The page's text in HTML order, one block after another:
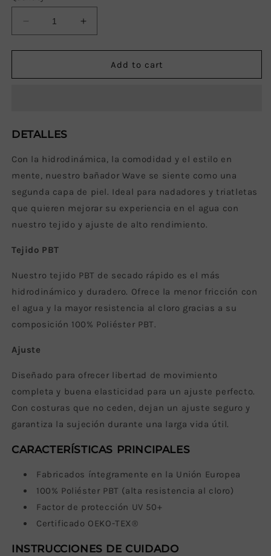
unavailable
Decrease
quantity
for
de
Wave
Increase
quantity
for
de
Add to cart
DETALLES
Con la hidrodinámica, la comodidad y el estilo en
mente, nuestro bañador Wave se siente como una
segunda capa de piel. Ideal para nadadores y triatletas
que quieren mejorar su experiencia en el agua con
nuestro tejido y ajuste de alto rendimiento.
Tejido PBT
Nuestro tejido PBT de secado rápido es el más
hidrodinámico y duradero. Ofrece la menor fricción con
el agua y la mayor resistencia al cloro gracias a su
composición 100% Poliéster PBT.
Ajuste
Diseñado para ofrecer libertad de movimiento
completa y buena elasticidad para un ajuste perfecto.
Con costuras que no ceden, dejan un ajuste seguro y
garantiza la sujeción durante una larga vida útil.
CARACTERÍSTICAS PRINCIPALES
Fabricados íntegramente en la Unión Europea
100% Poliéster PBT (a lta resistencia al cloro)
Factor de protección UV 50+
Certificado OEKO-TEX®
INSTRUCCIONES DE CUIDADO